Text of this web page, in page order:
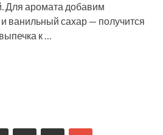
Для аромата добавим
ванильный сахар — получится
к …